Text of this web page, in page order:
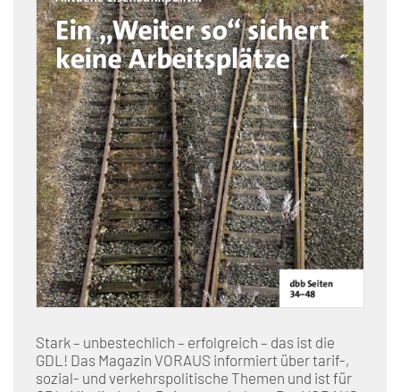
Stark – unbestechlich – erfolgreich – das ist die
GDL! Das Magazin VORAUS informiert über tarif-,
sozial- und verkehrspolitische Themen und ist für